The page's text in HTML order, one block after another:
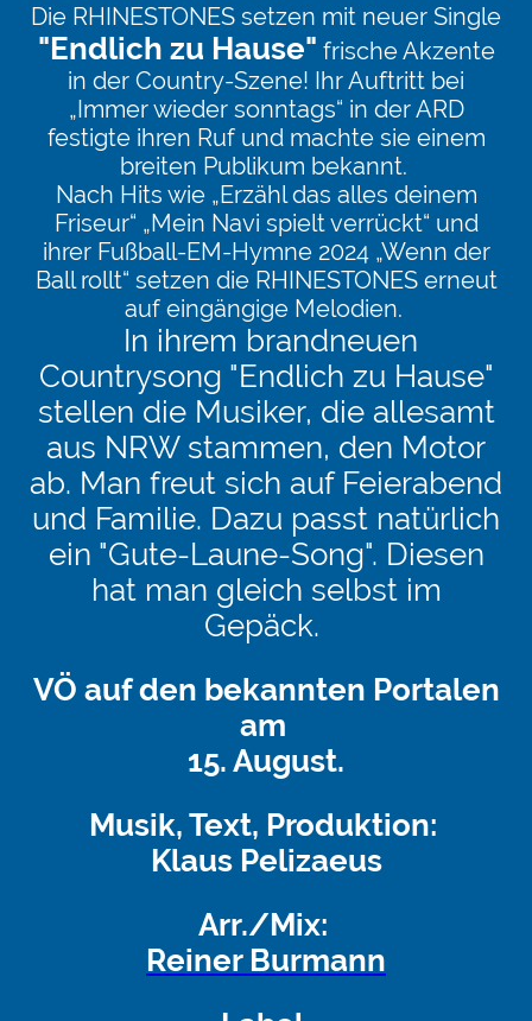
Die RHINESTONES setzen mit neuer Single
"Endlich zu Hause" frische Akzente
in der Country-Szene! Ihr Auftritt bei
„Immer wieder sonntags“ in der ARD
festigte ihren Ruf und machte sie einem
breiten Publikum bekannt.
Nach Hits wie „Erzähl das alles deinem
Friseur“ „Mein Navi spielt verrückt“ und
ihrer Fußball-EM-Hymne 2024 „Wenn der
Ball rollt“ setzen die RHINESTONES erneut
auf eingängige Melodien.
In ihrem brandneuen
Countrysong "Endlich zu Hause"
stellen die Musiker, die allesamt
aus NRW stammen, den Motor
ab. Man freut sich auf Feierabend
und Familie. Dazu passt natürlich
ein "Gute-Laune-Song". Diesen
hat man gleich selbst im
Gepäck.
VÖ auf den bekannten Portalen
am
15. August.
Musik, Text, Produktion:
Klaus Pelizaeus
Arr./Mix:
Reiner Burmann